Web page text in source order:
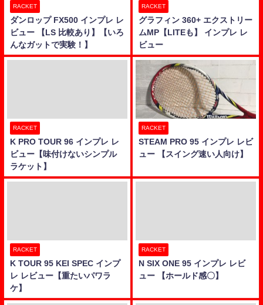
RACKET
ダンロップ FX500 インプレ レ
ビュー 【LS 比較あり】【いろ
んなガットで実験！】
RACKET
グラフィン 360+ エクストリー
ムMP【LITEも】 インプレ レ
ビュー
RACKET
K PRO TOUR 96 インプレ レ
ビュー【味付けないシンプル
ラケット】
RACKET
STEAM PRO 95 インプレ レビ
ュー 【スイング速い人向け】
RACKET
K TOUR 95 KEI SPEC インプ
レ レビュー【重たいパワラ
ケ】
RACKET
N SIX ONE 95 インプレ レビ
ュー 【ホールド感〇】